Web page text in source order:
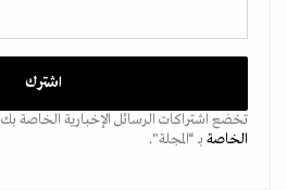
تخضع اشتراكات الرسائل الإخبارية الخاصة بك
الخاصة بـ “المجلة".